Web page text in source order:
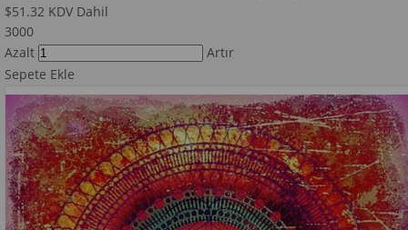
$51.32 KDV Dahil
3000
Azalt
Artır
Sepete Ekle